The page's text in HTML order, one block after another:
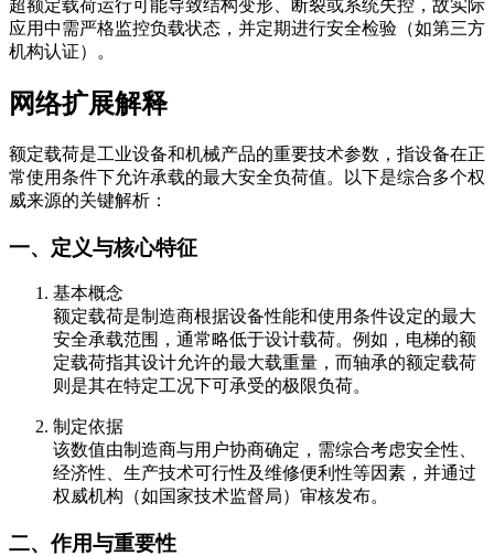
超额定载荷运行可能导致结构变形、断裂或系统失控，故实际
应用中需严格监控负载状态，并定期进行安全检验（如第三方
机构认证）。
网络扩展解释
额定载荷是工业设备和机械产品的重要技术参数，指设备在正
常使用条件下允许承载的最大安全负荷值。以下是综合多个权
威来源的关键解析：
一、定义与核心特征
基本概念
额定载荷是制造商根据设备性能和使用条件设定的最大
安全承载范围，通常略低于设计载荷。例如，电梯的额
定载荷指其设计允许的最大载重量，而轴承的额定载荷
则是其在特定工况下可承受的极限负荷。
制定依据
该数值由制造商与用户协商确定，需综合考虑安全性、
经济性、生产技术可行性及维修便利性等因素，并通过
权威机构（如国家技术监督局）审核发布。
二、作用与重要性